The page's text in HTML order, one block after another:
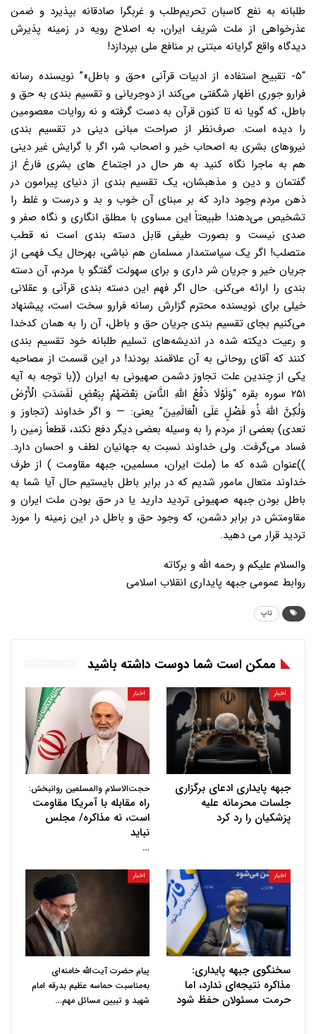
طلبانه به نفع کاسبان تحریم‌طلب و غربگرا صادقانه بپذیرد و ضمن
عذرخواهی از ملت شریف ایران، به اصلاح رویه در زمینه پذیرش
دیدگاه واقع گرایانه مبتنی بر منافع ملی بپردازد!
“۵- تقبیح استفاده از ادبیات قرآنی «حق و باطل»”
نویسنده رسانه
فرارو جوری اظهار شگفتی می‌کند از دوجریانی و تقسیم بندی به حق و
باطل، که گویا نه تا کنون قرآن به دست گرفته و نه روایات معصومین
را دیده است. صرف‌نظر از صراحت مبانی دینی در تقسیم بندی
نیروهای بشری به اصحاب خیر و اصحاب شر، اگر با گرایش غیر دینی
هم به ماجرا نگاه کنید به هر حال در اجتماع های بشری فارغ از
گفتمان و دین و مذهبشان، یک تقسیم بندی از دنیای پیرامون در
ذهن مردم وجود دارد که بر مبنای آن خوب و بد و درست و غلط را
تشخیص می‌دهند! طبیعتاً این مساوی با مطلق انگاری و نگاه صفر و
صدی نیست و بصورت طیفی قابل دسته بندی است نه قطب
متصلب! اگر یک سیاستمدار مسلمان هم نباشی، بهرحال یک فهمی از
جریان خیر وجریان شر داری و برای سهولت گفتگو با مردم، آن دسته
بندی را ارائه می‌کنی. حال اگر فهم این دسته بندی قرآنی و عقلانی
خیلی برای نویسنده محترم گزارش رسانه فرارو سخت است، پیشنهاد
می‌کنیم بجای تقسیم بندی جریان حق و باطل، آن را به همان کدخدا
و رعیت دیکته شده در اندیشه‌های تسلیم طلبانه خود تقسیم بندی
کنند که آقای روحانی به آن علاقمند بودند! در این قسمت از مصاحبه
یکی از چندین علت تجاوز دشمن صهیونی به ایران ((با توجه به آیه
۲۵۱ سوره بقره
“وَلَوْلَا دَفْعُ اللَّهِ النَّاسَ بَعْضَهُمْ بِبَعْضٍ لَفَسَدَتِ الْأَرْضُ
وَلَٰکِنَّ اللَّهَ ذُو فَضْلٍ عَلَى الْعَالَمِینَ” یعنی: — و اگر خداوند (تجاوز و
تعدی) بعضى از مردم را به وسیله بعضى دیگر دفع نکند، قطعاً زمین را
فساد مى‌گرفت. ولى خداوند نسبت به جهانیان لطف و احسان دارد.
))عنوان شده که ما (ملت ایران، مسلمین، جبهه مقاومت ) از طرف
خداوند متعال مامور شدیم که در برابر باطل بایستیم حال آیا شما به
باطل بودن جبهه صهیونی تردید دارید یا در حق بودن ملت ایران و
مقاومتش در برابر دشمن، که وجود حق و باطل در این زمینه را مورد
تردید قرار می دهید.
والسلام علیکم و رحمه الله و برکاته
روابط عمومی جبهه پایداری انقلاب اسلامی
تاپ
ممکن است شما دوست داشته باشید
اخبار
جبهه پایداری ادعای برگزاری
جلسات محرمانه علیه
پزشکیان را رد کرد
اخبار
حجت‌الاسلام والمسلمین روانبخش:
راه مقابله با آمریکا مقاومت
است، نه مذاکره/ مجلس
نباید
…
اخبار
سخنگوی جبهه پایداری:
مذاکره نتیجه‌ای ندارد، اما
حرمت مسئولان حفظ شود
اخبار
پیام حضرت آیت‌الله خامنه‌ای
به‌مناسبت حماسه عظیم بدرقه امام
شهید و تبیین مسائل مهم…